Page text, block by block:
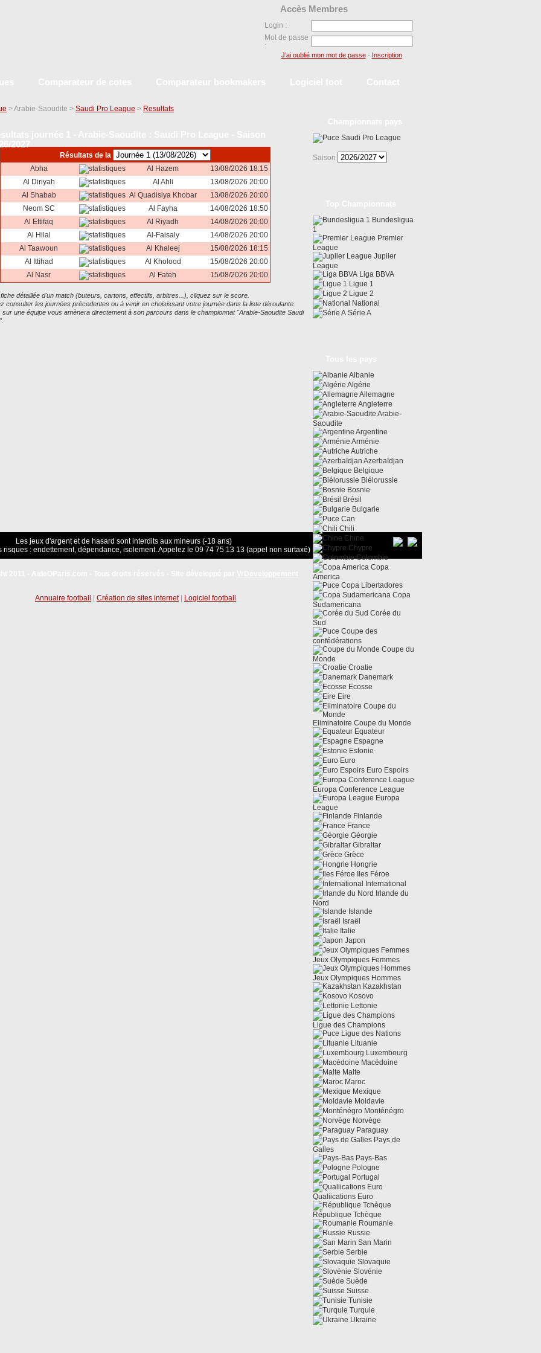
> Arabie-Saoudite > Saudi Pro League > Resultats
Résultats de la
Abha
Al Hazem
13/08/2026 18:15
Al Diriyah
Al Ahli
13/08/2026 20:00
Al Shabab
Al Quadisiya Khobar
13/08/2026 20:00
Neom SC
Al Fayha
14/08/2026 18:50
Al Ettifaq
Al Riyadh
14/08/2026 20:00
Al Hilal
Al-Faisaly
14/08/2026 20:00
Al Taawoun
Al Khaleej
15/08/2026 18:15
Al Ittihad
Al Kholood
15/08/2026 20:00
Al Nasr
Al Fateh 15/08/2026 20:00
détaillée d'un match (buteurs, cartons, effectifs, arbitres...), cliquez sur le score.
consulter les journées précedentes ou à venir en choisissant votre journée dans la liste déroulante.
sur une équipe vous amènera directement à son parcours dans le championnat "Arabie-Saoudite Saudi
Saudi Pro League
Saison
Bundesligua
1
Premier
League
Jupiler
League
Liga BBVA
Ligue 1
Ligue 2
National
Série A
Albanie
Algérie
Allemagne
Angleterre
Arabie-
Saoudite
Argentine
Arménie
Autriche
Azerbaïdjan
Belgique
Biélorussie
Bosnie
Brésil
Bulgarie
Can
Chili
Chine
Chypre
Colombie
Copa
America
Copa Libertadores
Copa
Sudamericana
Corée du
Sud
Coupe des
confédérations
Coupe du
Monde
Croatie
Danemark
Ecosse
Eire
Eliminatoire Coupe du Monde
Equateur
Espagne
Estonie
Euro
Euro Espoirs
Europa Conference League
Europa
League
Finlande
France
Géorgie
Gibraltar
Grèce
Hongrie
Iles Féroe
International
Irlande du
Nord
Islande
Israël
Italie
Japon
Jeux Olympiques Femmes
Jeux Olympiques Hommes
Kazakhstan
Kosovo
Lettonie
Ligue des Champions
Ligue des Nations
Lituanie
Luxembourg
Macédoine
Malte
Maroc
Mexique
Moldavie
Monténégro
Norvège
Paraguay
Pays de
Galles
Pays-Bas
Pologne
Portugal
Qualiications Euro
République Tchèque
Roumanie
Russie
San Marin
Serbie
Slovaquie
Slovénie
Suède
Suisse
Tunisie
Turquie
Ukraine
Les jeux d'argent et de hasard sont interdits aux mineurs (-18 ans)
risques : endettement, dépendance, isolement. Appelez le 09 74 75 13 13 (appel non surtaxé)
Annuaire football Création de sites internet| Logiciel football
Accès Membres
Login :
Mot de passe
:
J’ai oublié mon mot de passe- Inscription